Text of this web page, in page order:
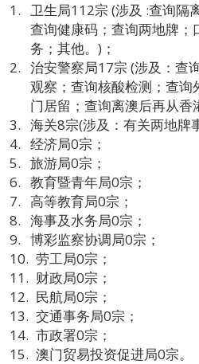
卫生局112宗 (涉及 :查询隔
查询健康码；查询两地牌；
务；其他。)；
治安警察局17宗 (涉及：查
观察；查询核酸检测；查询
门居留；查询离澳后再从香
海关8宗(涉及：有关两地牌
经济局0宗；
旅游局0宗；
教育暨青年局0宗；
高等教育局0宗；
海事及水务局0宗；
博彩监察协调局0宗；
劳工局0宗；
财政局0宗；
民航局0宗；
交通事务局0宗；
市政署0宗；
澳门贸易投资促进局0宗。